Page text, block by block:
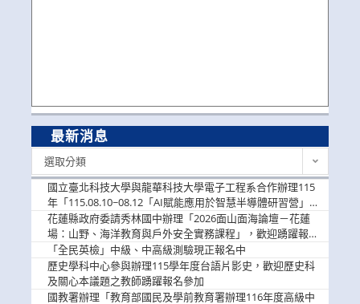
最新消息
選取分類
國立臺北科技大學與龍華科技大學電子工程系合作辦理115
年「115.08.10~08.12「AI賦能應用於智慧半導體研習營」，
歡迎學生踴躍報名參加
花蓮縣政府委請秀林國中辦理「2026面山面海論壇－花蓮
場：山野、海洋教育與戶外安全實務課程」，歡迎踴躍報名
參加
「全民英檢」中級、中高級測驗現正報名中
歷史學科中心參與辦理115學年度台語片影史，歡迎歷史科
及關心本議題之教師踴躍報名參加
國教署辦理「教育部國民及學前教育署辦理116年度高級中